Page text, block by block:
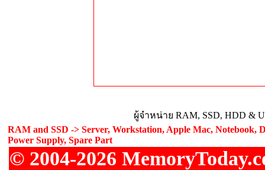
ผู้จำหน่าย RAM, SSD, HDD &
RAM and SSD -> Server, Workstation, Apple Mac, Notebook,
Power Supply, Spare Part
© 2004-2026